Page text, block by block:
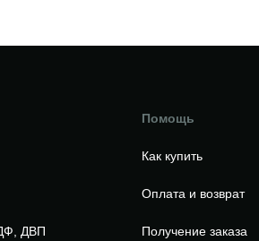
ДВП
Помощь
Как купить
Оплата и возврат
Получение заказа